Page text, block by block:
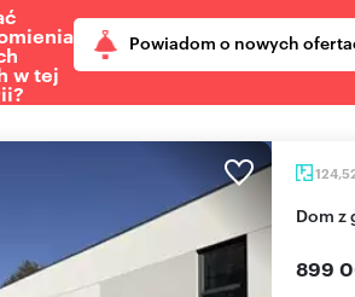
w tej
Powiadom o nowych
Dom
899